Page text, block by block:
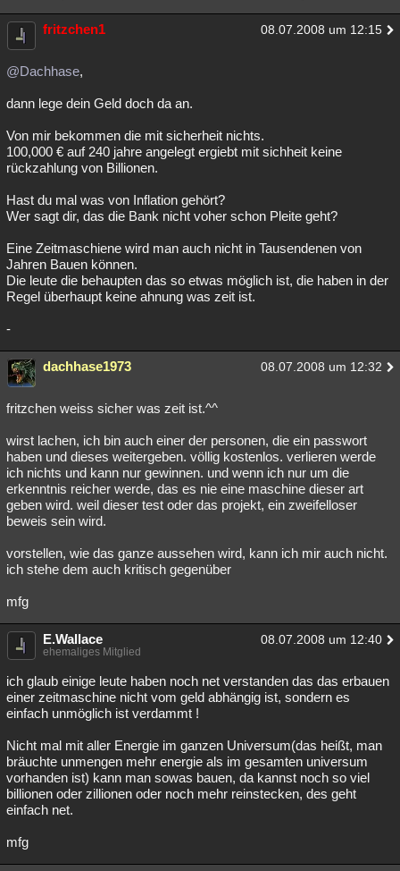
fritzchen1 08.07.2008 um 12:15
@Dachhase,
dann lege dein Geld doch da an.
Von mir bekommen die mit sicherheit nichts.
100,000 € auf 240 jahre angelegt ergiebt mit sichheit keine
rückzahlung von Billionen.
Hast du mal was von Inflation gehört?
Wer sagt dir, das die Bank nicht voher schon Pleite geht?
Eine Zeitmaschiene wird man auch nicht in Tausendenen von
Jahren Bauen können.
Die leute die behaupten das so etwas möglich ist, die haben in der
Regel überhaupt keine ahnung was zeit ist.
-
dachhase1973 08.07.2008 um 12:32
fritzchen weiss sicher was zeit ist.^^
wirst lachen, ich bin auch einer der personen, die ein passwort
haben und dieses weitergeben. völlig kostenlos. verlieren werde
ich nichts und kann nur gewinnen. und wenn ich nur um die
erkenntnis reicher werde, das es nie eine maschine dieser art
geben wird. weil dieser test oder das projekt, ein zweifelloser
beweis sein wird.
vorstellen, wie das ganze aussehen wird, kann ich mir auch nicht.
ich stehe dem auch kritisch gegenüber
mfg
E.Wallace 08.07.2008 um 12:40
ehemaliges Mitglied
ich glaub einige leute haben noch net verstanden das das erbauen
einer zeitmaschine nicht vom geld abhängig ist, sondern es
einfach unmöglich ist verdammt !
Nicht mal mit aller Energie im ganzen Universum(das heißt, man
bräuchte unmengen mehr energie als im gesamten universum
vorhanden ist) kann man sowas bauen, da kannst noch so viel
billionen oder zillionen oder noch mehr reinstecken, des geht
einfach net.
mfg